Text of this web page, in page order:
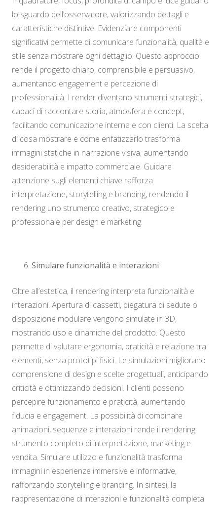
lo sguardo dell’osservatore, valorizzando dettagli e
caratteristiche distintive. Evidenziare componenti
significativi permette di comunicare funzionalità, qualità e
stile senza mostrare ogni dettaglio. Questo approccio
rende il progetto chiaro, comprensibile e persuasivo,
aumentando engagement e percezione di
professionalità. I render diventano strumenti strategici,
capaci di raccontare storia, atmosfera e concept,
facilitando comunicazione interna e con clienti. La scelta
di cosa mostrare e come enfatizzarlo trasforma
immagini statiche in narrazione visiva, aumentando
desiderabilità e impatto commerciale. Guidare
attenzione sugli elementi chiave rafforza
interpretazione, storytelling e branding, rendendo il
rendering uno strumento creativo, strategico e
professionale per design e marketing.
Simulare funzionalità e interazioni
Oltre all’estetica, il rendering interpreta funzionalità e
interazioni. Apertura di cassetti, piegatura di sedute o
disposizione modulare vengono simulate in 3D,
mostrando uso e dinamiche del prodotto. Questo
permette di valutare ergonomia, praticità e relazione tra
elementi, senza prototipi fisici. Le simulazioni migliorano
comprensione di design e scelte progettuali, anticipando
criticità e ottimizzando decisioni. I clienti possono
percepire funzionamento e praticità, aumentando
fiducia e engagement. La possibilità di combinare
animazioni, sequenze e interazioni rende il rendering
strumento completo di interpretazione, marketing e
vendita. Simulare utilizzo e funzionalità trasforma
immagini in esperienze immersive e informative,
rafforzando storytelling e branding. In sintesi, la
rappresentazione di interazioni e funzionalità completa